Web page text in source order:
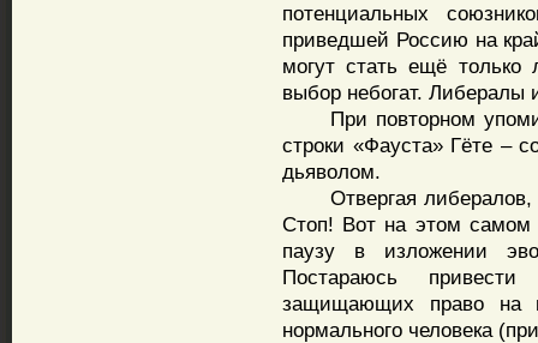
потенциальных
приведшей Россию на
могут стать ещё
выбор небогат. Либералы
При повторном
строки «Фауста» Гёте –
дьяволом.
Отвергая либералов,
Стоп! Вот на этом
паузу в изложении
Постараюсь привести
защищающих право на
нормального человека